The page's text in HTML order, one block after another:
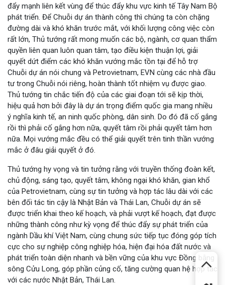
đẩy mạnh liên kết vùng để thúc đẩy khu vực kinh tế Tây Nam Bộ
phát triển. Để Chuỗi dự án thành công thì chúng ta còn chặng
đường dài và khó khăn trước mắt, với khối lượng công việc còn
rất lớn, Thủ tướng rất mong muốn các bộ, ngành, cơ quan thẩm
quyền liên quan luôn quan tâm, tạo điều kiện thuận lợi, giải
quyết dứt điểm các khó khăn vướng mắc tồn tại để hỗ trợ
Chuỗi dự án nói chung và Petrovietnam, EVN cùng các nhà đầu
tư trong Chuỗi nói riêng, hoàn thành tốt nhiệm vụ được giao.
Thủ tướng tin chắc tiến độ của các giai đoạn tới sẽ kịp thời,
hiệu quả hơn bởi đây là dự án trọng điểm quốc gia mang nhiều
ý nghĩa kinh tế, an ninh quốc phòng, dân sinh. Do đó đã cố gắng
rồi thì phải cố gắng hơn nữa, quyết tâm rồi phải quyết tâm hơn
nữa. Mọi vướng mắc đều có thể giải quyết trên tinh thần vướng
mắc ở đâu giải quyết ở đó.
Thủ tướng hy vọng và tin tưởng rằng với truyền thống đoàn kết,
chủ động, sáng tạo, quyết tâm, không ngại khó khăn, gian khổ
của Petrovietnam, cùng sự tin tưởng và hợp tác lâu dài với các
bên đối tác tin cậy là Nhật Bản và Thái Lan, Chuỗi dự án sẽ
được triển khai theo kế hoạch, và phải vượt kế hoạch, đạt được
những thành công như kỳ vọng để thúc đẩy sự phát triển của
ngành Dầu khí Việt Nam, cùng chung sức tiếp tục đóng góp tích
cực cho sự nghiệp công nghiệp hóa, hiện đại hóa đất nước và
phát triển toàn diện nhanh và bền vững của khu vực Đồng bằng
sông Cửu Long, góp phần củng cố, tăng cường quan hệ hợp tác
với các nước Nhật Bản, Thái Lan.